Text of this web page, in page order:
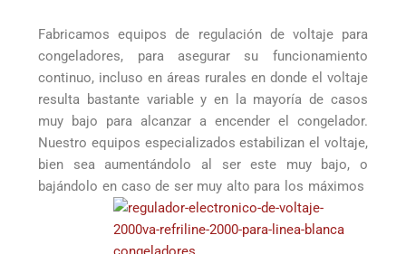
Fabricamos equipos de regulación de voltaje para
congeladores, para asegurar su funcionamiento
continuo, incluso en áreas rurales en donde el voltaje
resulta bastante variable y en la mayoría de casos
muy bajo para alcanzar a encender el congelador.
Nuestro equipos especializados estabilizan el voltaje,
bien sea aumentándolo al ser este muy bajo, o
bajándolo en caso de ser muy alto para los máximos